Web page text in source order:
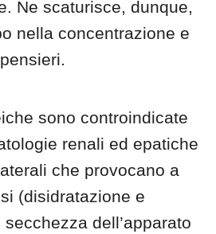
Ne scaturisce, dunque,
nella concentrazione e
sono controindicate
renali ed epatiche
che provocano a
(disidratazione e
dell’apparato